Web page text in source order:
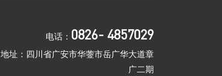
电话： 0826- 4857029
地址：四川省广安市华蓥市岳广华大道章
广二期